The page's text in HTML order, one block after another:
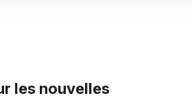
les nouvelles